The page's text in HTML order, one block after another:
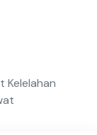
Kelelahan